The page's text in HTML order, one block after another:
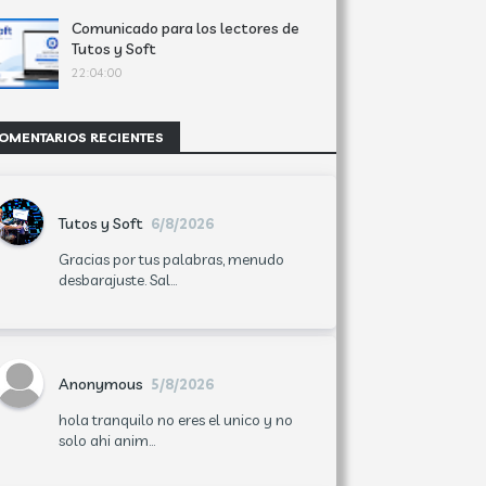
Comunicado para los lectores de
Tutos y Soft
22:04:00
RECIENTES
Tutos y Soft 6/8/2026
Gracias por tus palabras, menudo
desbarajuste. Sal...
Anonymous 5/8/2026
hola tranquilo no eres el unico y no
solo ahi anim...